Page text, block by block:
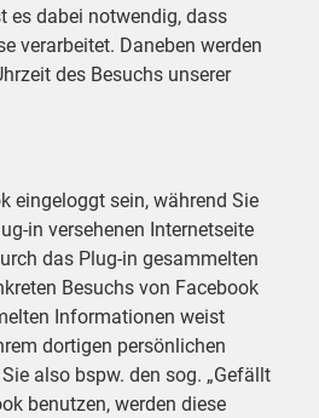
es dabei notwendig, dass
verarbeitet. Daneben werden
des Besuchs unserer
eingeloggt sein, während Sie
in versehenen Internetseite
das Plug-in gesammelten
Besuchs von Facebook
Informationen weist
dortigen persönlichen
also bspw. den sog. „Gefällt
benutzen, werden diese